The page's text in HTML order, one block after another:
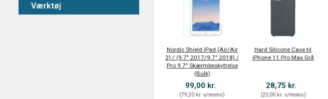
Værktøj
Nordic Shield iPad (Air/Air
2) / (9.7" 2017/9.7" 2018) /
Pro 9.7" Skærmbeskyttelse
(Bulk)
99,00 kr.
(79,20 kr. u/moms)
Hard Silicone Case til
iPhone 11 Pro Max Grå
28,75 kr.
(23,00 kr. u/moms)